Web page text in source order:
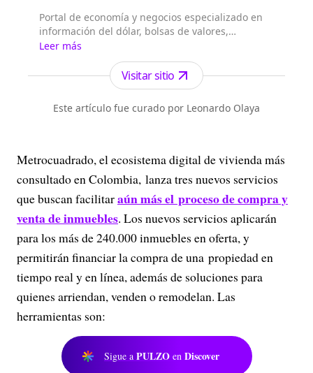
Portal de economía y negocios especializado en
información del dólar, bolsas de valores,
inversiones, otros mercados de capitales,
indicadores económicos, criptomonedas,
empresas y economía de bolsillo, entre otros
temas del día a día.
Leer más
Visitar sitio
Este artículo fue curado por Leonardo Olaya
Metrocuadrado, el ecosistema digital de vivienda más
consultado en Colombia, lanza tres nuevos servicios
que buscan facilitaraún más el proceso de compra y
venta de inmuebles. Los nuevos servicios aplicarán
para los más de 240.000 inmuebles en oferta, y
permitirán financiar la compra de una propiedad en
tiempo real y en línea, además de soluciones para
quienes arriendan, venden o remodelan. Las
herramientas son:
Sigue a PULZO en Discover